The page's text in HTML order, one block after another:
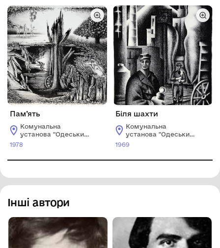
Пам’ять
Комунальна
установа "Одеський
національний
1978
Біля шахти
Комунальна
установа "Одеський
національний
1969
Інші автори